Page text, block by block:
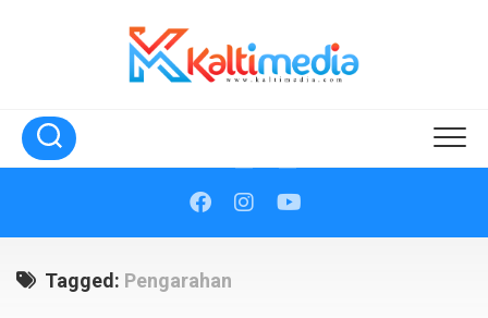
Tagged: Pengarahan